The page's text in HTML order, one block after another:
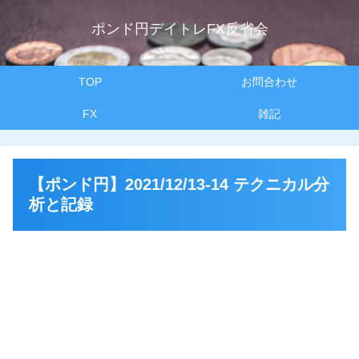
ポンド円デイトレFX反省会
TOP お問合わせ
FX 雑記
【ポンド円】2021/12/13-14 テクニカル分
析と記録